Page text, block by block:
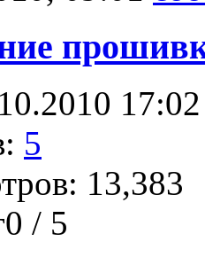
17:02
5
13,383
/ 5